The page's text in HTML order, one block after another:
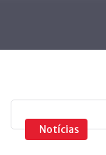
Notícias